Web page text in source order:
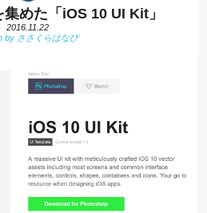
めた「iOS 10 UI Kit」
2016.11.22